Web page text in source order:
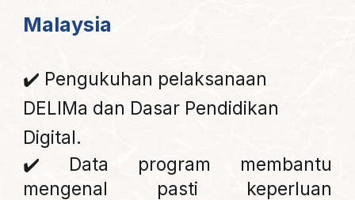
Malaysia
✔️ Pengukuhan pelaksanaan
DELIMa dan Dasar Pendidikan
Digital.
✔️ Data program membantu
mengenal pasti keperluan